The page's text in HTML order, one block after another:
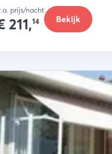
prijs/nacht
211,14 Bekijk